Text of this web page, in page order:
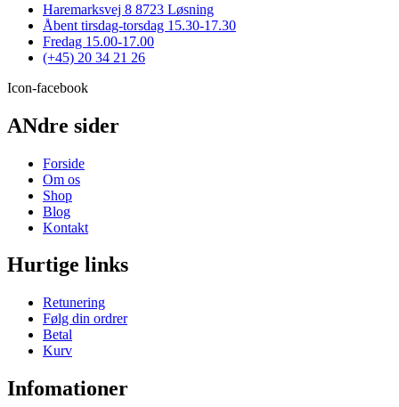
Haremarksvej 8 8723 Løsning
Åbent tirsdag-torsdag 15.30-17.30
Fredag 15.00-17.00
(+45) 20 34 21 26
Icon-facebook
ANdre sider
Forside
Om os
Shop
Blog
Kontakt
Hurtige links
Retunering
Følg din ordrer
Betal
Kurv
Infomationer